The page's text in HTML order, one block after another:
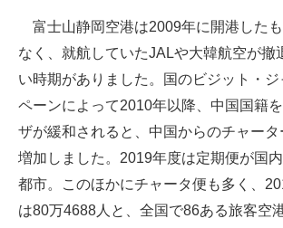
富士山静岡空港は2009年に開港した
なく、就航していたJALや大韓航空が撤
い時期がありました。国のビジット・
ペーンによって2010年以降、中国国籍
ザが緩和されると、中国からのチャー
増加しました。2019年度は定期便が国
都市。このほかにチャータ便も多く、
は80万4688人と、全国で86ある旅客空